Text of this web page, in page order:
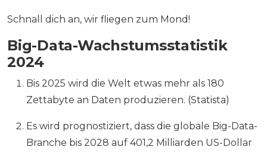
Schnall dich an, wir fliegen zum Mond!
Big-Data-Wachstumsstatistik
2024
Bis 2025 wird die Welt etwas mehr als 180
Zettabyte an Daten produzieren. (Statista)
Es wird prognostiziert, dass die globale Big-Data-
Branche bis 2028 auf 401,2 Milliarden US-Dollar